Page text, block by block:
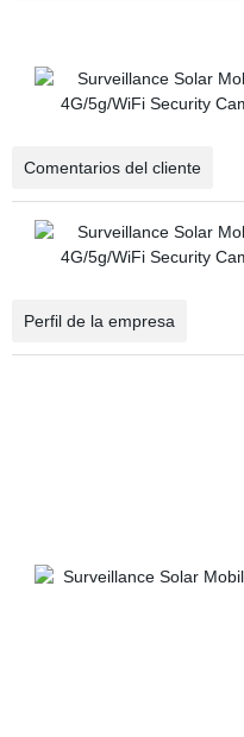
Comentarios del cliente
Perfil de la empresa